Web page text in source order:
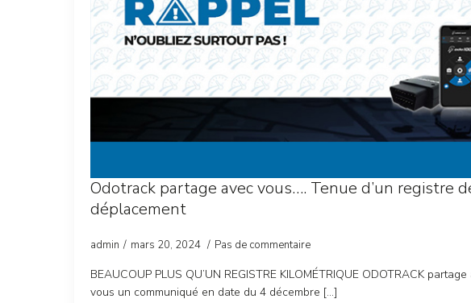
Odotrack partage avec vous…. Tenue d’un registre
déplacement
admin mars 20, 2024 Pas de commentaire
BEAUCOUP PLUS QU’UN REGISTRE KILOMÉTRIQUE ODOTRACK
vous un communiqué en date du 4 décembre […]